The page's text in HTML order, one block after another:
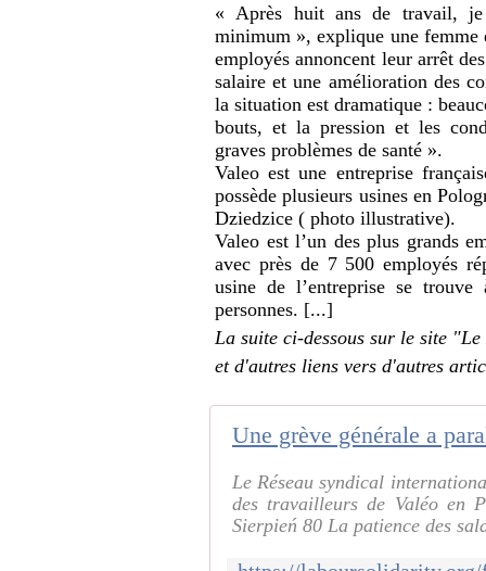
« Après huit ans de travail,
minimum », explique une femme
employés annoncent leur arrêt
salaire et une amélioration des
la situation est dramatique :
bouts, et la pression et les
graves problèmes de santé ».
Valeo est une entreprise
possède plusieurs usines en
Dziedzice ( photo illustrative).
Valeo est l’un des plus grands
avec près de 7 500 employés
usine de l’entreprise se
personnes. [...]
La suite ci-dessous sur le site
et d'autres liens vers d'autres
Une grève générale a
Le Réseau syndical
des travailleurs de Valéo en
Sierpień 80 La patience des